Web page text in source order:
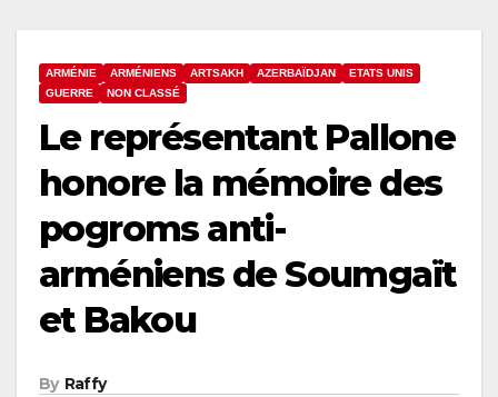
ARMÉNIE ARMÉNIENS ARTSAKH AZERBAÏDJAN
ETATS UNIS
GUERRE
NON CLASSÉ
Le représentant Pallone
honore la mémoire des
pogroms anti-
arméniens de Soumgaït
et Bakou
By Raffy